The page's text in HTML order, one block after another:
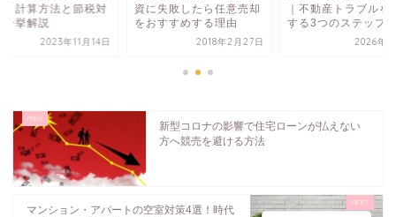
？計算方法と節税対
一挙解説
2023年11月14日
資に失敗したら任意売却
をおすすめする理由
2018年2月27日
｜不動産トラブルを
する3つのステップ
2026年5
新型コロナの影響で住宅ローンが払えない
方へ競売を避ける方法
マンション・アパートの空室対策4選！時代